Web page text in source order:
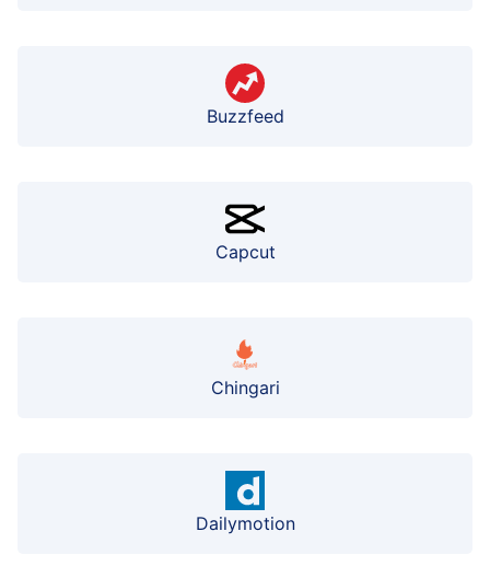
Buzzfeed
Capcut
Chingari
Dailymotion